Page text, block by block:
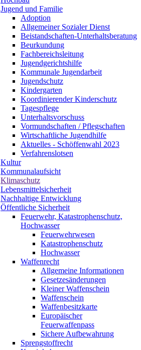
Jugend und Familie
Adoption
Allgemeiner Sozialer Dienst
Beistandschaften-Unterhaltsberatung
Beurkundung
Fachbereichsleitung
Jugendgerichtshilfe
Kommunale Jugendarbeit
Jugendschutz
Kindergarten
Koordinierender Kinderschutz
Tagespflege
Unterhaltsvorschuss
Vormundschaften / Pflegschaften
Wirtschaftliche Jugendhilfe
Aktuelles - Schöffenwahl 2023
Verfahrenslotsen
Kultur
Kommunalaufsicht
Klimaschutz
Lebensmittelsicherheit
Nachhaltige Entwicklung
Öffentliche Sicherheit
Feuerwehr, Katastrophenschutz,
Hochwasser
Feuerwehrwesen
Katastrophenschutz
Hochwasser
Waffenrecht
Allgemeine Informationen
Gesetzesänderungen
Kleiner Waffenschein
Waffenschein
Waffenbesitzkarte
Europäischer
Feuerwaffenpass
Sichere Aufbewahrung
Sprengstoffrecht